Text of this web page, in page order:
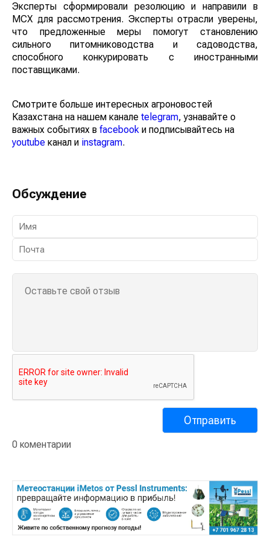
Эксперты сформировали резолюцию и направили в
МСХ для рассмотрения. Эксперты отрасли уверены,
что предложенные меры помогут становлению
сильного питомниководства и садоводства,
способного конкурировать с иностранными
поставщиками.
Смотрите больше интересных агроновостей
Казахстана на нашем канале telegram, узнавайте о
важных событиях в facebook и подписывайтесь на
youtube канал и instagram.
Обсуждение
0 коментарии